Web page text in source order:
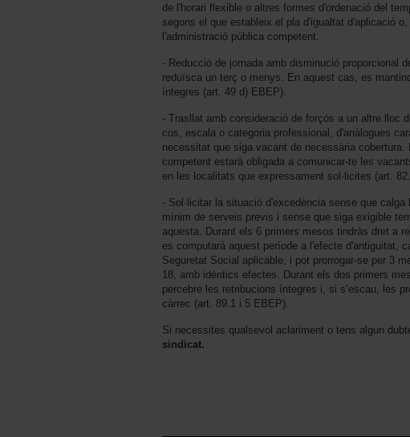
de l'horari flexible o altres formes d'ordenació del
segons el que estableix el pla d'igualtat d'aplicació o,
l'administració pública competent.
- Reducció de jornada amb disminució proporcional
reduïsca un terç o menys. En aquest cas, es
íntegres (art. 49 d) EBEP).
- Trasllat amb consideració de forçós a un altre lloc
cos, escala o categoria professional, d'anàlogues
necessitat que siga vacant de necessària cobertura.
competent estarà obligada a comunicar-te les
en les localitats que expressament sol·licites (art.
- Sol·licitar la situació d'excedència sense que
mínim de serveis previs i sense que siga exigible
aquesta. Durant els 6 primers mesos tindràs dret a
es computarà aquest període a l'efecte d'antiguitat,
Seguretat Social aplicable, i pot prorrogar-se per 3
18, amb idèntics efectes. Durant els dos primers
percebre les retribucions íntegres i, si s’escau, les
càrrec (art. 89.1 i 5 EBEP).
Si necessites qualsevol aclariment o tens algun
sindicat.